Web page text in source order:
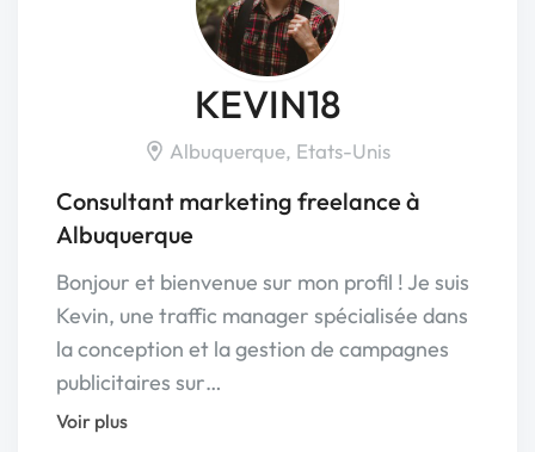
KEVIN18
Albuquerque, Etats-Unis
Consultant marketing freelance à
Albuquerque
Bonjour et bienvenue sur mon profil ! Je suis
Kevin, une traffic manager spécialisée dans
la conception et la gestion de campagnes
publicitaires sur…
Voir plus